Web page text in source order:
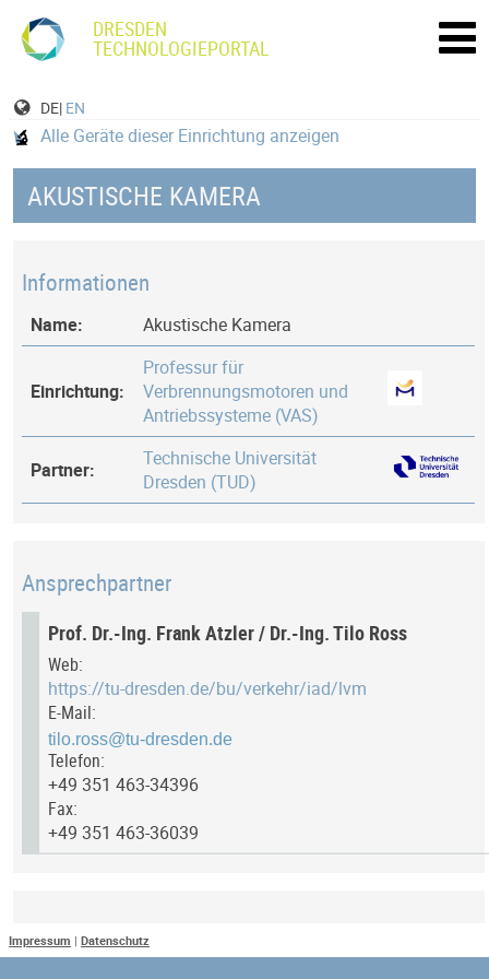
DRESDEN
TECHNOLOGIEPORTAL
DE| EN
Alle Geräte dieser Einrichtung anzeigen
AKUSTISCHE KAMERA
Informationen
Name: Akustische Kamera
Einrichtung:
Professur für
Verbrennungsmotoren und
Antriebssysteme (VAS)
Partner:
Technische Universität
Dresden (TUD)
Ansprechpartner
Prof. Dr.-Ing. Frank Atzler / Dr.-Ing. Tilo Ross
Web:
https://tu-dresden.de/bu/verkehr/iad/lvm
E-Mail:
Telefon:
+49 351 463-34396
Fax:
+49 351 463-36039
Letztes Update
Impressum | Datenschutz